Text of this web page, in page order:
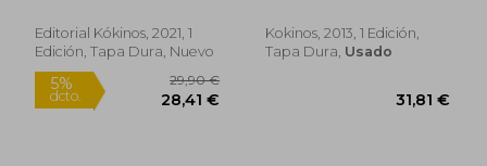
Rápido Rápido
Editorial Kókinos, 2021, 1
Edición, Tapa Dura, Nuevo
Kokinos, 2013, 1 Edición,
Tapa Dura, Usado